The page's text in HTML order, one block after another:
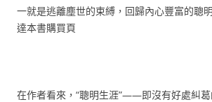
一就是逃離塵世的束縛，回歸內心豐富的聰
達本書購買頁
在作者看來，“聰明生涯”——即沒有好處糾